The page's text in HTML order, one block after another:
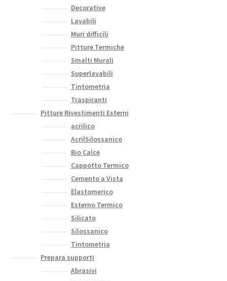
Decorative
Lavabili
Muri difficili
Pitture Termiche
Smalti Murali
Superlavabili
Tintometria
Traspiranti
Pitture Rivestimenti Esterni
acrilico
AcrilSilossanico
Bio Calce
Cappotto Termico
Cemento a Vista
Elastomerico
Esterno Termico
Silicato
Silossanico
Tintometria
Prepara supporti
Abrasivi